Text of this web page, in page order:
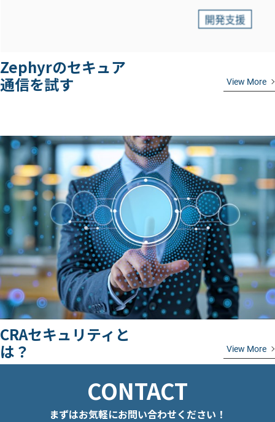
Zephyrのセキュア
通信を試す
View More
CRAセキュリティと
は？
View More
CONTACT
まずはお気軽にお問い合わせください！